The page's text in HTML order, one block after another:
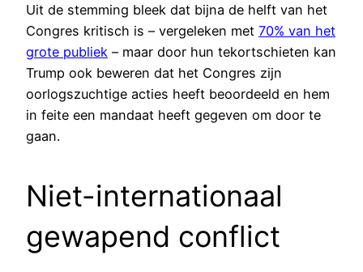
Uit de stemming bleek dat bijna de helft van het
Congres kritisch is – vergeleken met 70% van het
grote publiek – maar door hun tekortschieten kan
Trump ook beweren dat het Congres zijn
oorlogszuchtige acties heeft beoordeeld en hem
in feite een mandaat heeft gegeven om door te
gaan.
Niet-internationaal
gewapend conflict